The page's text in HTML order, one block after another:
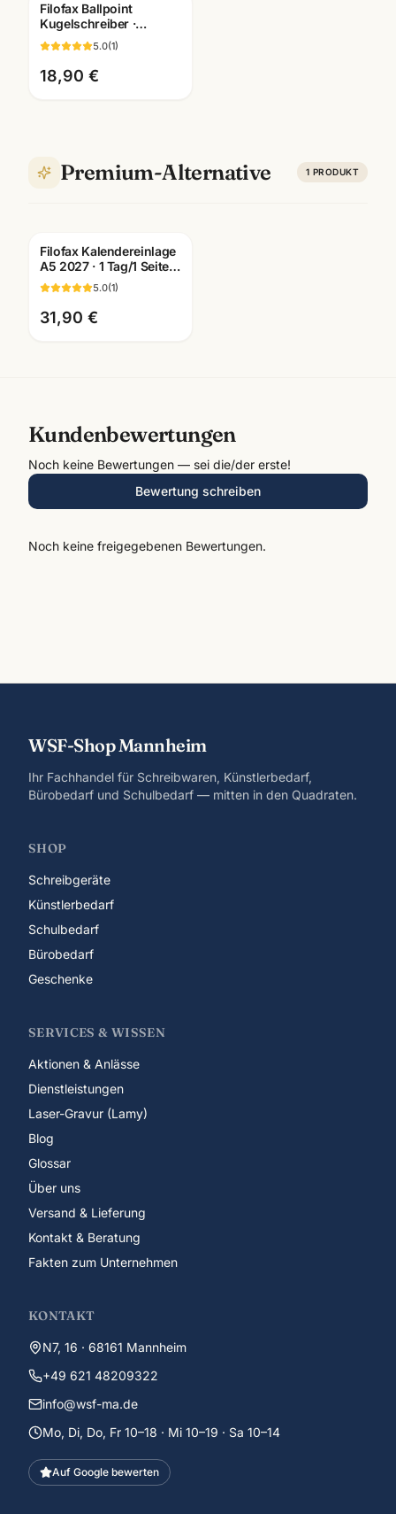
Filofax Ballpoint
Kugelschreiber ·
verschiedene Motive ·
Schreibgeräte
Mannheim
5.0(1)
18,90 €
Premium-Alternative 1 PRODUKT
Filofax Kalendereinlage
A5 2027 · 1 Tag/1 Seite
deutsch · Art. 27-68546
5.0(1)
31,90 €
Kundenbewertungen
Noch keine Bewertungen — sei die/der erste!
Bewertung schreiben
Noch keine freigegebenen Bewertungen.
WSF-Shop Mannheim
Ihr Fachhandel für Schreibwaren, Künstlerbedarf,
Bürobedarf und Schulbedarf — mitten in den Quadraten.
SHOP
Schreibgeräte
Künstlerbedarf
Schulbedarf
Bürobedarf
Geschenke
SERVICES & WISSEN
Aktionen & Anlässe
Dienstleistungen
Laser-Gravur (Lamy)
Blog
Glossar
Über uns
Versand & Lieferung
Kontakt & Beratung
Fakten zum Unternehmen
KONTAKT
N7, 16 · 68161 Mannheim
+49 621 48209322
info@wsf-ma.de
Mo, Di, Do, Fr 10–18 · Mi 10–19 · Sa 10–14
Auf Google bewerten